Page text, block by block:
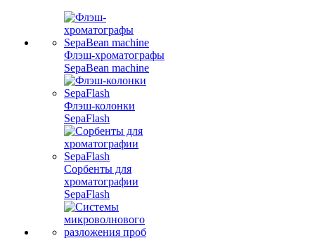
Флэш-хроматографы
SepaBean machine
Флэш-колонки
SepaFlash
Сорбенты для
хроматографии
SepaFlash